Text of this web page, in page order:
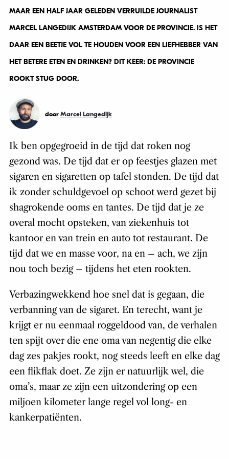
MAAR EEN HALF JAAR GELEDEN VERRUILDE JOURNALIST
MARCEL LANGEDIJK AMSTERDAM VOOR DE PROVINCIE. IS HET
DAAR EEN BEETJE VOL TE HOUDEN VOOR EEN LIEFHEBBER VAN
HET BETERE ETEN EN DRINKEN? DIT KEER: DE PROVINCIE
ROOKT STUG DOOR.
door Marcel Langedijk
Ik ben opgegroeid in de tijd dat roken nog
gezond was. De tijd dat er op feestjes glazen met
sigaren en sigaretten op tafel stonden. De tijd dat
ik zonder schuldgevoel op schoot werd gezet bij
shagrokende ooms en tantes. De tijd dat je ze
overal mocht opsteken, van ziekenhuis tot
kantoor en van trein en auto tot restaurant. De
tijd dat we en masse voor, na en – ach, we zijn
nou toch bezig – tijdens het eten rookten.
Verbazingwekkend hoe snel dat is gegaan, die
verbanning van de sigaret. En terecht, want je
krijgt er nu eenmaal roggeldood van, de verhalen
ten spijt over die ene oma van negentig die elke
dag zes pakjes rookt, nog steeds leeft en elke dag
een flikflak doet. Ze zijn er natuurlijk wel, die
oma’s, maar ze zijn een uitzondering op een
miljoen kilometer lange regel vol long- en
kankerpatiënten.